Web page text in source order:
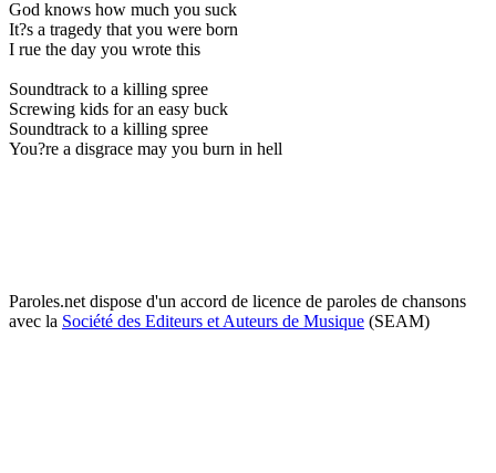
God knows how much you suck
It?s a tragedy that you were born
I rue the day you wrote this
Soundtrack to a killing spree
Screwing kids for an easy buck
Soundtrack to a killing spree
You?re a disgrace may you burn in hell
Paroles.net dispose d'un accord de licence de paroles de chansons
avec la Société des Editeurs et Auteurs de Musique (SEAM)